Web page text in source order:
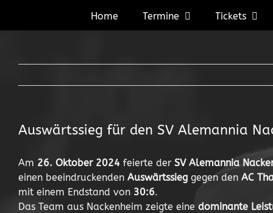
Home Termine Tickets
Auswärtssieg für den SV Alemannia
Am 26. Oktober 2024 feierte der SV Alemannia
einen beeindruckenden Auswärtssieg gegen den AC
mit einem Endstand von 30:6.
Das Team aus Nackenheim zeigte eine dominante